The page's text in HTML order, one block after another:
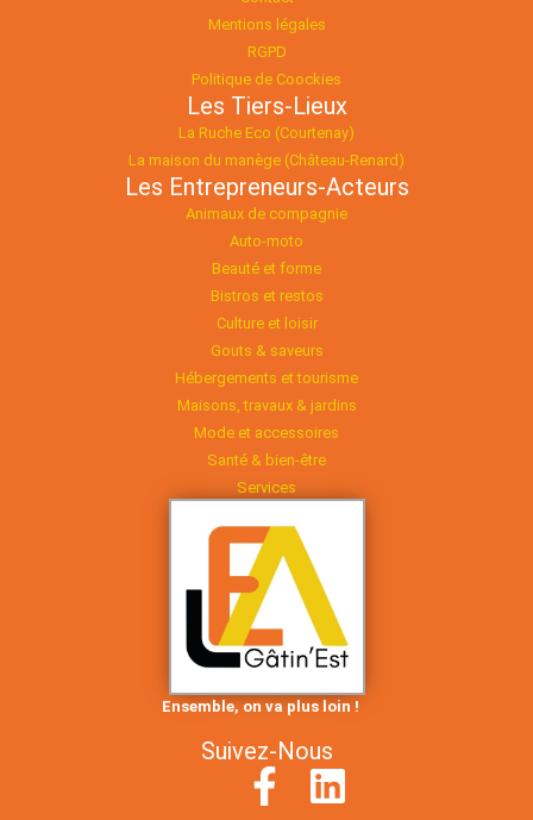
Ensemble, on va plus loin !
Suivez-Nous
Mentions légales
RGPD
Politique de Coockies
Les Tiers-Lieux
La Ruche Eco (Courtenay)
La maison du manège (Château-Renard)
Les Entrepreneurs-Acteurs
Animaux de compagnie
Auto-moto
Beauté et forme
Bistros et restos
Culture et loisir
Gouts & saveurs
Hébergements et tourisme
Maisons, travaux & jardins
Mode et accessoires
Santé & bien-être
Services